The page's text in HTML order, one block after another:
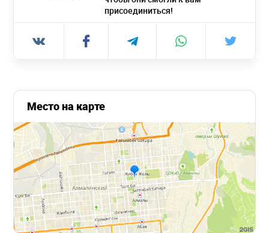
присоединиться!
Место на карте